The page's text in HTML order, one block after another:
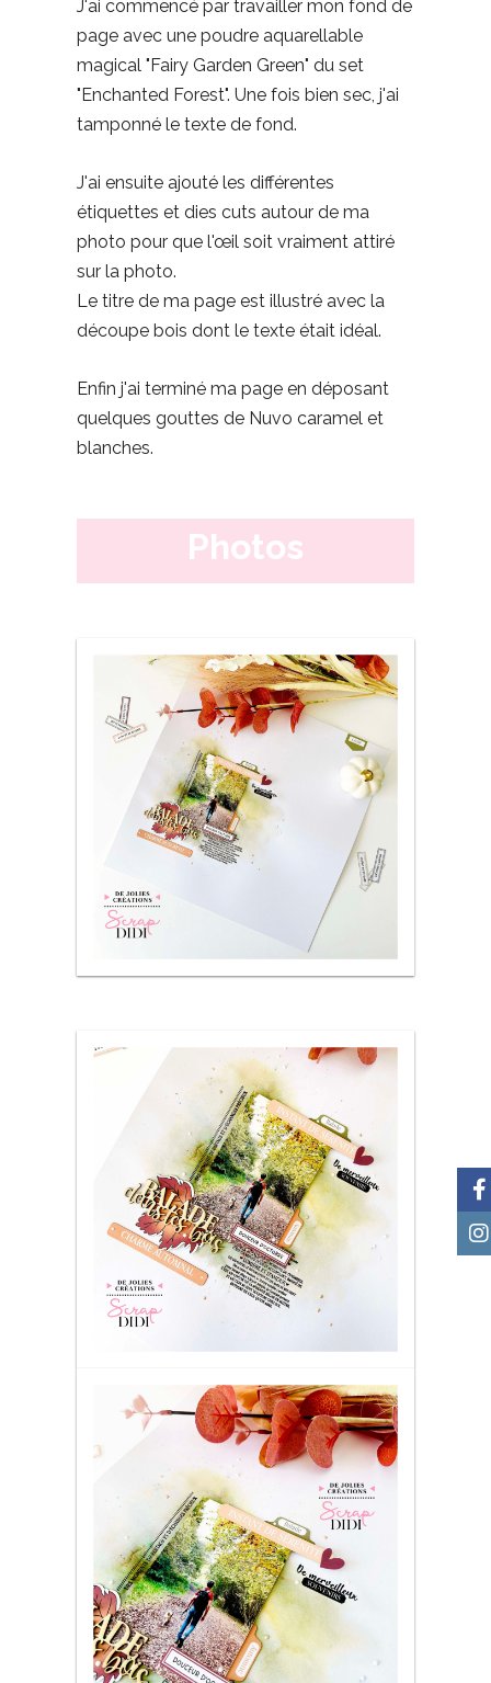
J'ai commencé par travailler mon fond de
page avec une poudre aquarellable
magical "Fairy Garden Green" du set
"Enchanted Forest". Une fois bien sec, j'ai
tamponné le texte de fond.
J'ai ensuite ajouté les différentes
étiquettes et dies cuts autour de ma
photo pour que l'œil soit vraiment attiré
sur la photo.
Le titre de ma page est illustré avec la
découpe bois dont le texte était idéal.
Enfin j'ai terminé ma page en déposant
quelques gouttes de Nuvo caramel et
blanches.
Photos